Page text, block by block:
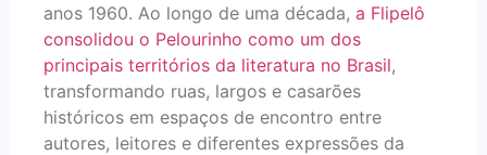
anos 1960. Ao longo de uma década, a Flipelô
consolidou o Pelourinho como um dos
principais territórios da literatura no Brasil,
transformando ruas, largos e casarões
históricos em espaços de encontro entre
autores, leitores e diferentes expressões da